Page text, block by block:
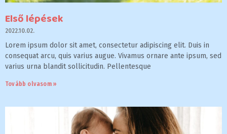
Első lépések
2022.10.02.
Lorem ipsum dolor sit amet, consectetur adipiscing elit. Duis in
consequat arcu, quis varius augue. Vivamus ornare ante ipsum, sed
varius urna blandit sollicitudin. Pellentesque
Tovább olvasom »